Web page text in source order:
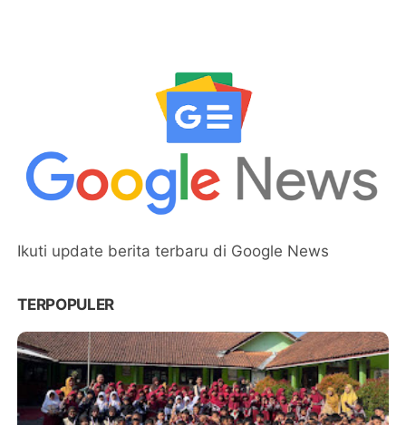
Ikuti update berita terbaru di Google News
TERPOPULER